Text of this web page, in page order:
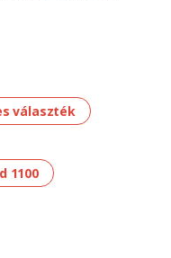
választék
1100